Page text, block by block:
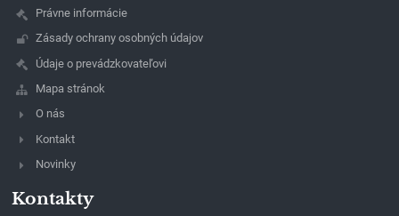
Právne informácie
Zásady ochrany osobných údajov
Údaje o prevádzkovateľovi
Mapa stránok
O nás
Kontakt
Novinky
Kontakty